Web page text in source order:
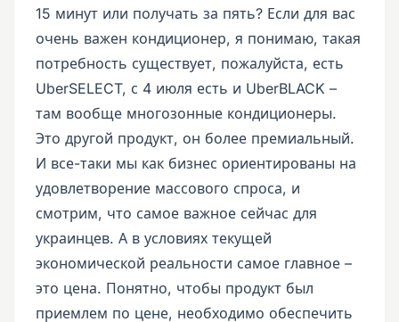
15 минут или получать за пять? Если для вас
очень важен кондиционер, я понимаю, такая
потребность существует, пожалуйста, есть
UberSELECT, с 4 июля есть и UberBLACK –
там вообще многозонные кондиционеры.
Это другой продукт, он более премиальный.
И все-таки мы как бизнес ориентированы на
удовлетворение массового спроса, и
смотрим, что самое важное сейчас для
украинцев. А в условиях текущей
экономической реальности самое главное –
это цена. Понятно, чтобы продукт был
приемлем по цене, необходимо обеспечить